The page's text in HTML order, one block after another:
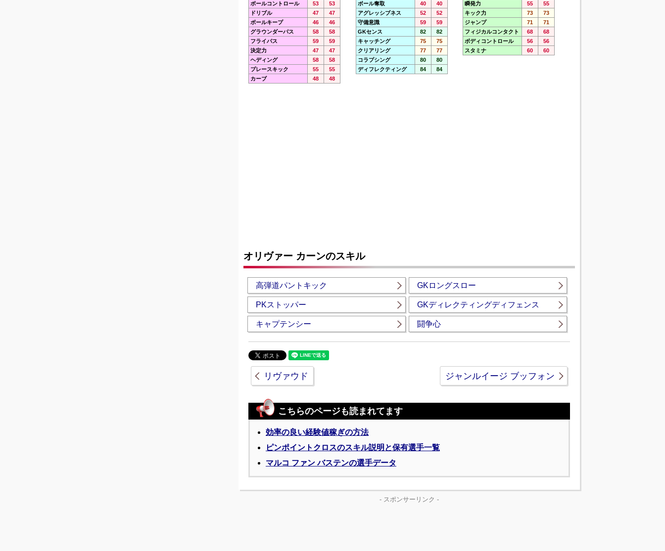
ボールコントロール
53
53
ドリブル
47
47
ボールキープ
46
46
グラウンダーパス
58
58
フライパス
59
59
決定力
47
47
ヘディング
58
58
プレースキック
55
55
カーブ
48 48
ボール奪取
40
40
アグレッシブネス
52
52
守備意識
59
59
GKセンス
82
82
キャッチング
75
75
クリアリング
77
77
コラプシング
80
80
ディフレクティング
84 84
瞬発力
55
55
キック力
73
73
ジャンプ
71
71
フィジカルコンタクト
68
68
ボディコントロール
56
56
スタミナ
60 60
オリヴァー カーンのスキル
高弾道パントキック GKロングスロー
PKストッパー GKディレクティングディフェンス
キャプテンシー 闘争心
リヴァウド ジャンルイージ ブッフォン
こちらのページも読まれてます
効率の良い経験値稼ぎの方法
ピンポイントクロスのスキル説明と保有選手一覧
マルコ ファン バステンの選手データ
- スポンサーリンク -